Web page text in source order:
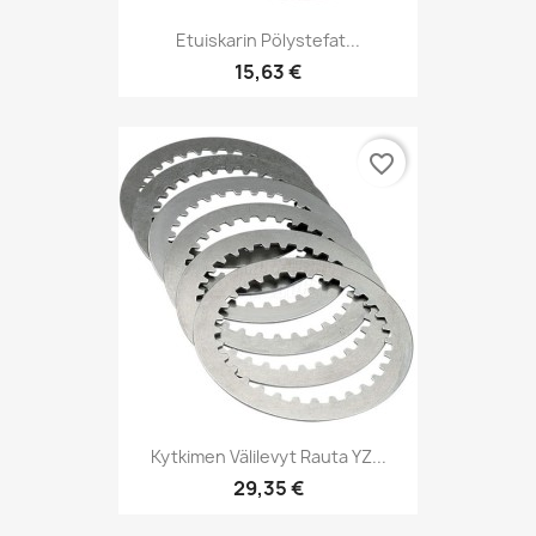
Etuiskarin Pölystefat...
15,63 €
Kytkimen Välilevyt Rauta YZ...
29,35 €
favorite_border